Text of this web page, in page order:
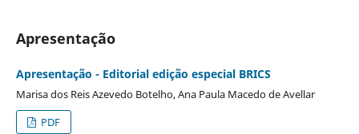
Apresentação
Apresentação - Editorial edição especial BRICS
Marisa dos Reis Azevedo Botelho, Ana Paula Macedo de Avellar
PDF